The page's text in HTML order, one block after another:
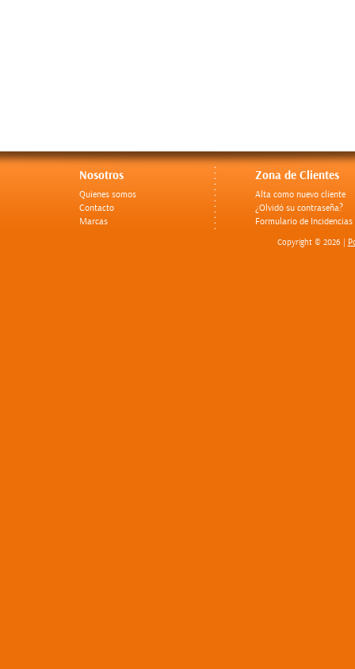
Nosotros
Quienes somos
Contacto
Marcas
Zona de Clientes
Alta como nuevo cliente
¿Olvidó su contraseña?
Formulario de Incidencias
Copyright © 2026 |